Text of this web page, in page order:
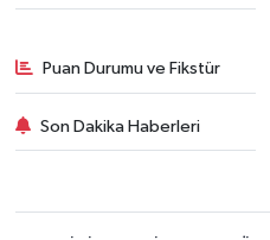
Puan Durumu ve Fikstür
Son Dakika Haberleri